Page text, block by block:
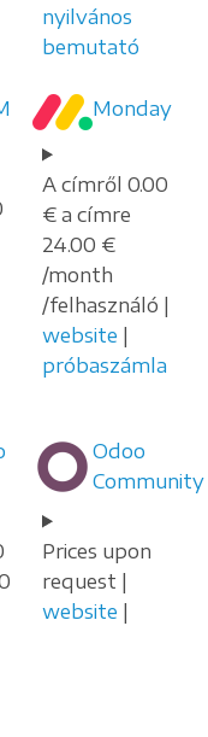
nyilvános
bemutató
Monday
A címről 0.00
€ a címre
24.00 €
/month
/felhasználó |
website |
próbaszámla
Odoo
Community
Prices upon
request |
website |